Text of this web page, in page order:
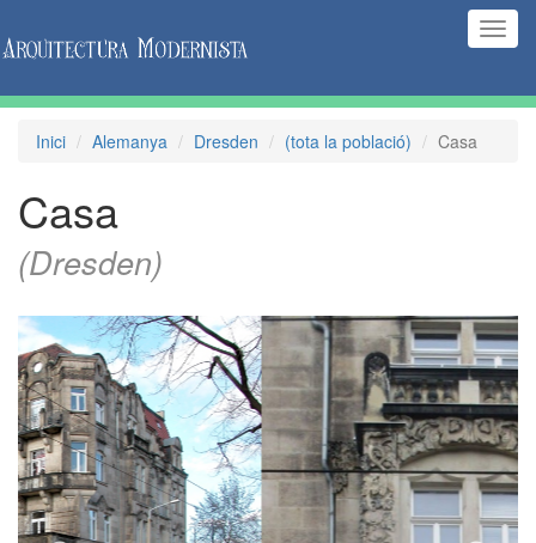
Inici Alemanya Dresden (tota la població) Casa
Casa
(Dresden)